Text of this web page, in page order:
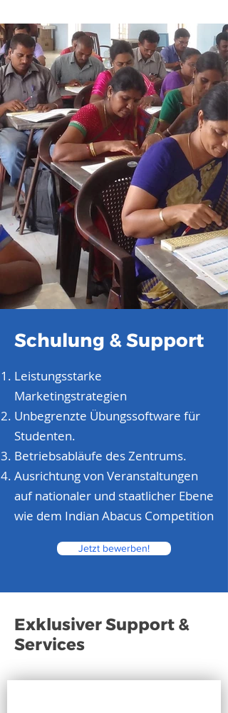
Schulung & Support
Leistungsstarke
Marketingstrategien
Unbegrenzte Übungssoftware für
Studenten.
Betriebsabläufe des Zentrums.
Ausrichtung von Veranstaltungen
auf nationaler und staatlicher Ebene
wie dem Indian Abacus Competition
Jetzt bewerben!
Exklusiver Support &
Services